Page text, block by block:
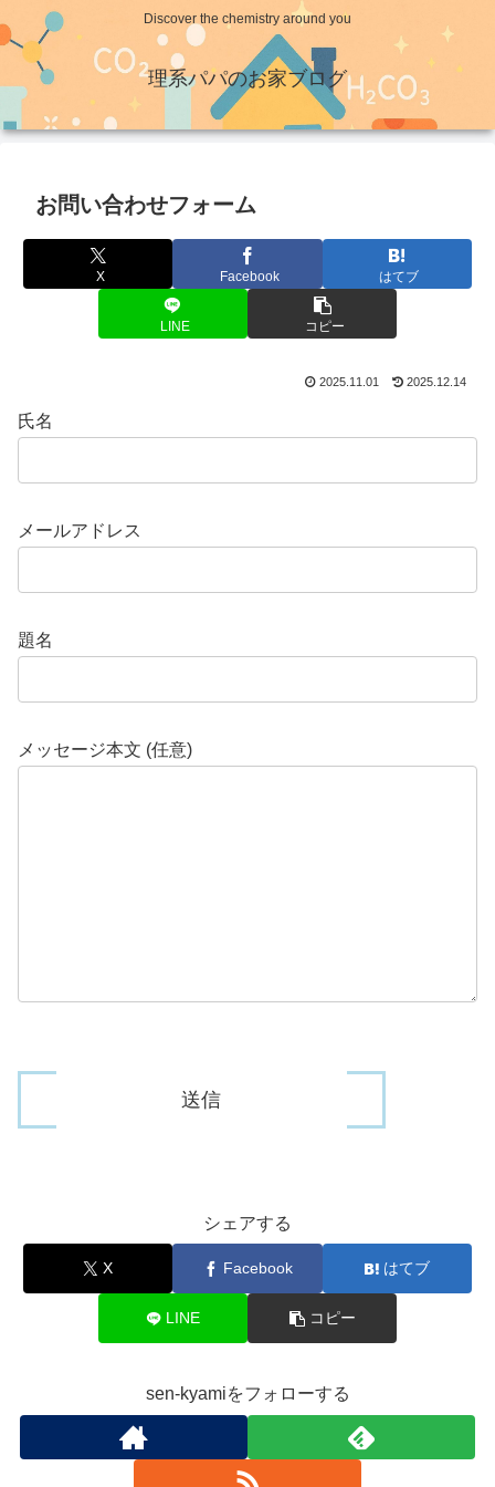
Discover the chemistry around you
理系パパのお家ブログ
お問い合わせフォーム
X Facebook はてブ
LINE コピー
2025.11.01 2025.12.14
氏名
メールアドレス
題名
メッセージ本文 (任意)
シェアする
X Facebook はてブ
LINE コピー
sen-kyamiをフォローする